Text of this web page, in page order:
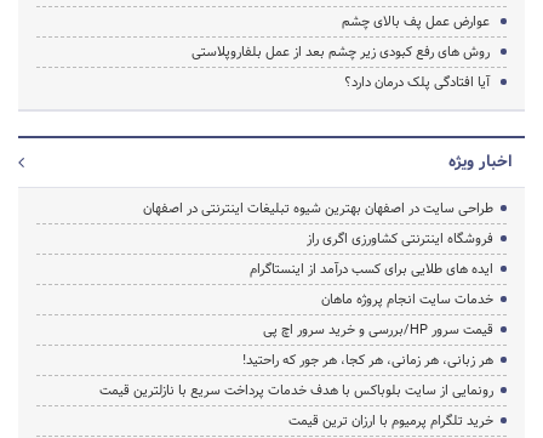
عوارض عمل پف بالای چشم
روش های رفع کبودی زیر چشم بعد از عمل بلفاروپلاستی
آیا افتادگی پلک درمان دارد؟
اخبار ویژه
طراحی سایت در اصفهان بهترین شیوه تبلیغات اینترنتی در اصفهان
فروشگاه اینترنتی کشاورزی اگری راز
ایده های طلایی برای کسب درآمد از اینستاگرام
خدمات سایت انجام پروژه ماهان
قیمت سرور HP/بررسی و خرید سرور اچ پی
هر زبانی، هر زمانی، هر کجا، هر جور که راحتید!
رونمایی از سایت بلوباکس با هدف خدمات پرداخت سریع با نازلترین قیمت
خرید تلگرام پرمیوم با ارزان ترین قیمت